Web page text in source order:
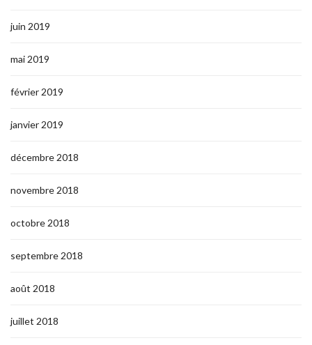
juin 2019
mai 2019
février 2019
janvier 2019
décembre 2018
novembre 2018
octobre 2018
septembre 2018
août 2018
juillet 2018